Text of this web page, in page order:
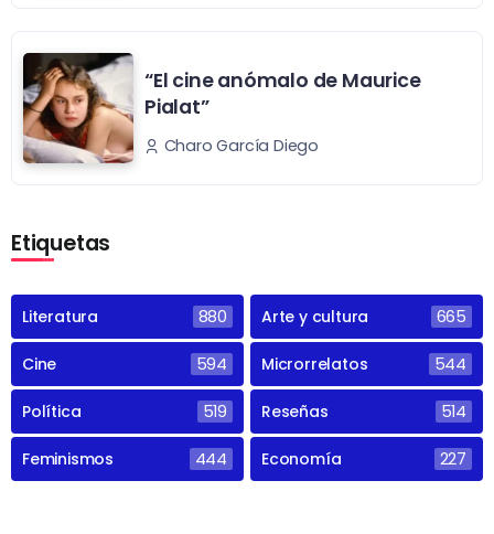
“El cine anómalo de Maurice
Pialat”
Charo García Diego
Etiquetas
Literatura 880 Arte y cultura 665
Cine 594 Microrrelatos 544
Política 519 Reseñas 514
Feminismos 444 Economía 227